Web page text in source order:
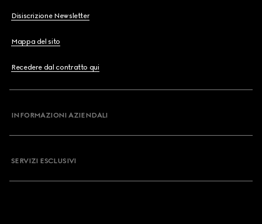
Disiscrizione Newsletter
Mappa del sito
Recedere dal contratto qui
INFORMAZIONI AZIENDALI
SERVIZI ESCLUSIVI